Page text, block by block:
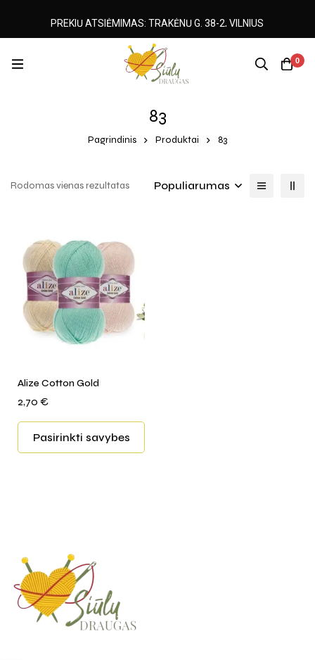
0
83
Pagrindinis Produktai 83
Rodomas vienas rezultatas Populiarumas
Alize Cotton Gold
2,70 €
Pasirinkti savybes
PREKIŲ ATSIĖMIMAS: TRAKĖNŲ G. 38-2, VILNIUS